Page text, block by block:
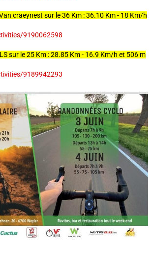
craeynest sur le 36 Km : 36.10 Km - 18 Km/h
9190062598
sur le 25 Km : 28.85 Km - 16.9 Km/h et 506 m
9189942293